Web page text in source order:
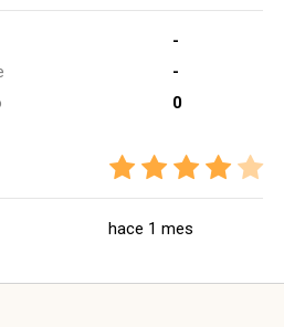
-
-
0
hace 1 mes